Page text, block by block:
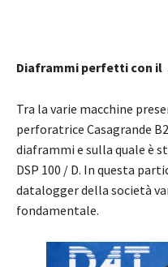
Diaframmi perfetti con il
Tra la varie macchine
perforatrice Casagrande
diaframmi e sulla quale è
DSP 100 / D. In questa
datalogger della società
fondamentale.